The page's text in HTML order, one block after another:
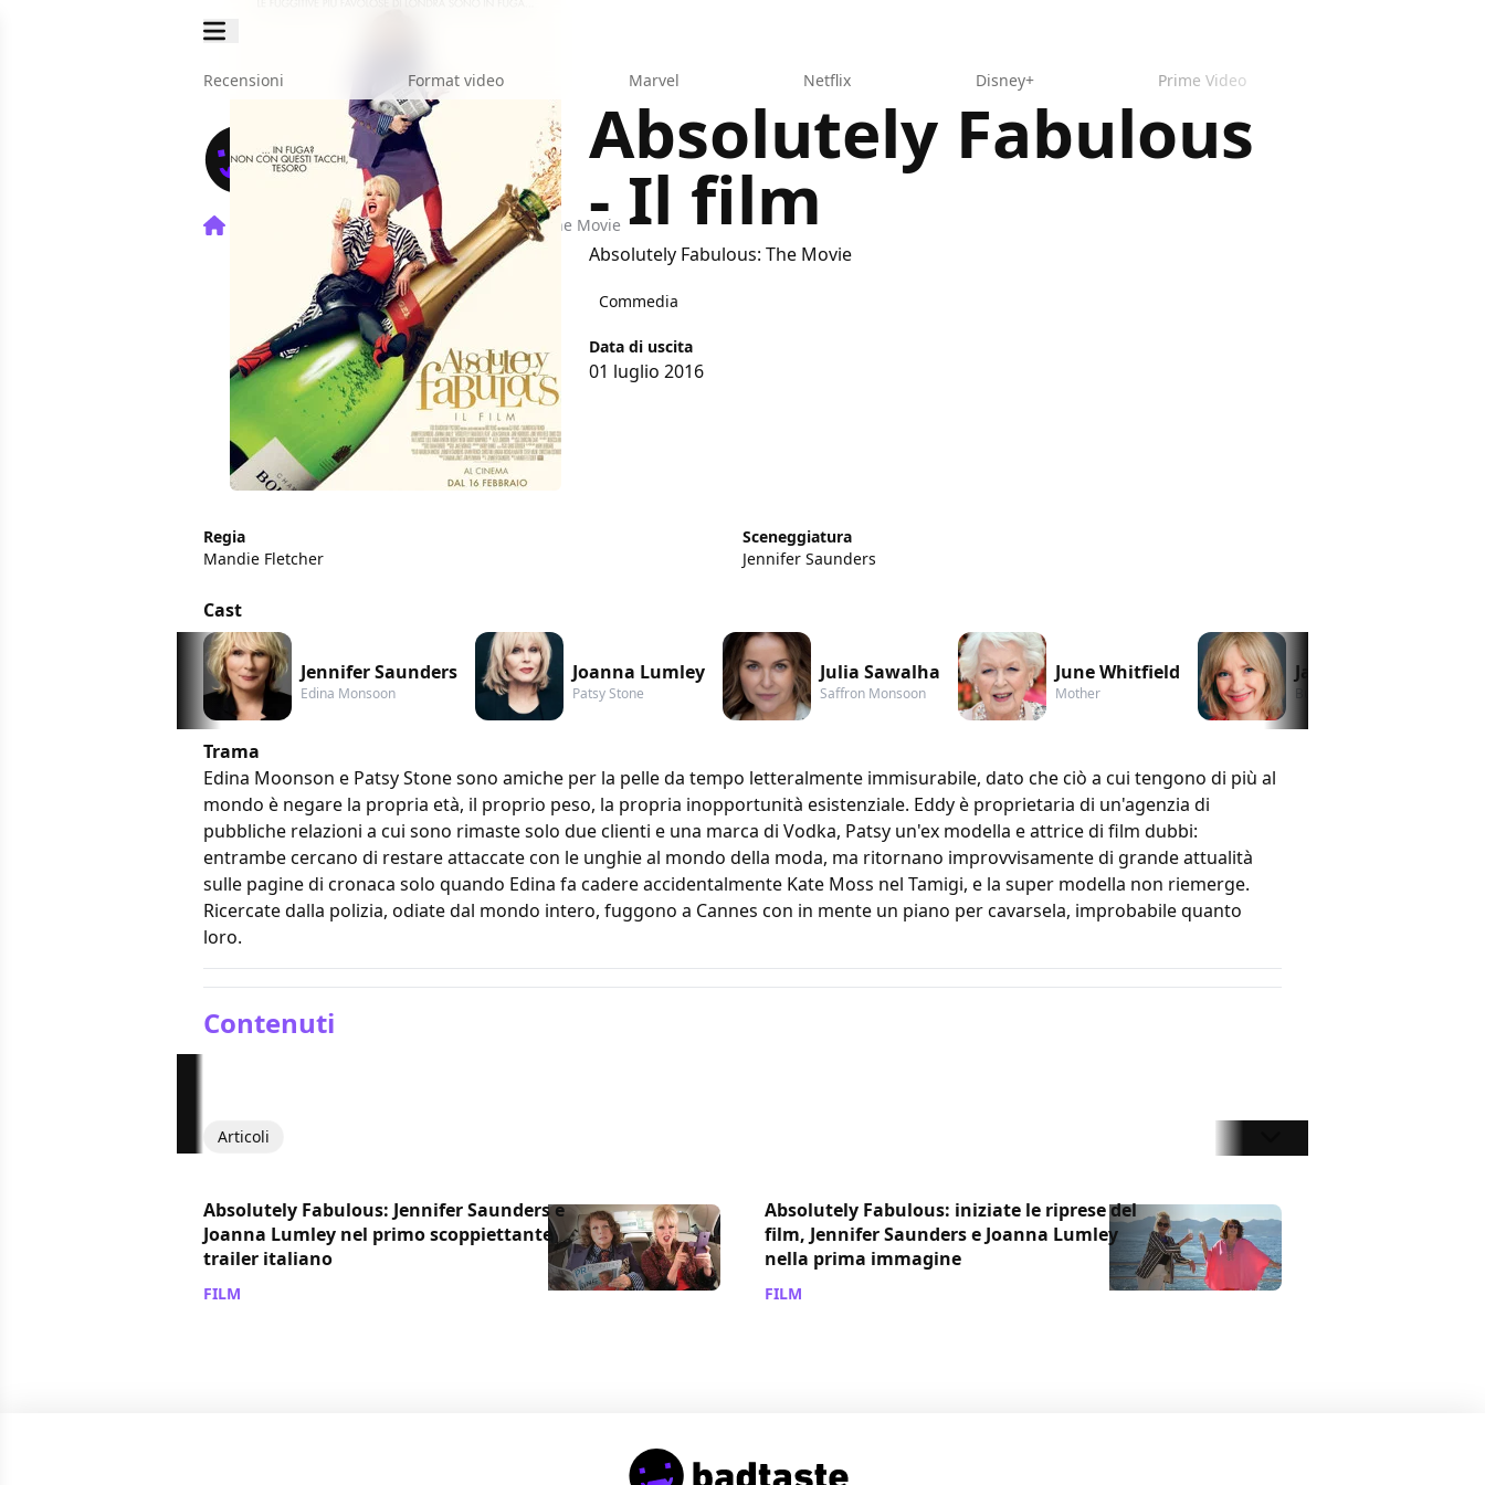
Recensioni Format video Marvel Netflix Disney+ Prime Video
Film Absolutely Fabulous: the Movie
Absolutely Fabulous
- Il film
Absolutely Fabulous: The Movie
Commedia
Data di uscita
01 luglio 2016
Regia
Mandie Fletcher
Sceneggiatura
Jennifer Saunders
Cast
Jennifer Saunders
Edina Monsoon
Joanna Lumley
Patsy Stone
Julia Sawalha
Saffron Monsoon
June Whitfield
Mother
Jane Horrocks
Trama
Edina Moonson e Patsy Stone sono amiche per la pelle da tempo letteralmente immisurabile, dato che ciò a cui tengono di più al
mondo è negare la propria età, il proprio peso, la propria inopportunità esistenziale. Eddy è proprietaria di un'agenzia di
pubbliche relazioni a cui sono rimaste solo due clienti e una marca di Vodka, Patsy un'ex modella e attrice di film dubbi:
entrambe cercano di restare attaccate con le unghie al mondo della moda, ma ritornano improvvisamente di grande attualità
sulle pagine di cronaca solo quando Edina fa cadere accidentalmente Kate Moss nel Tamigi, e la super modella non riemerge.
Ricercate dalla polizia, odiate dal mondo intero, fuggono a Cannes con in mente un piano per cavarsela, improbabile quanto
loro.
Contenuti
Articoli
Absolutely Fabulous: Jennifer Saunders e
Joanna Lumley nel primo scoppiettante
trailer italiano
FILM
Absolutely Fabulous: iniziate le riprese del
film, Jennifer Saunders e Joanna Lumley
nella prima immagine
FILM